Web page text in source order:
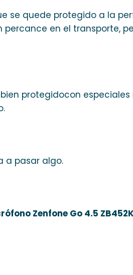
se quede protegido a la
en el transporte,
protegidocon
a pasar algo.
Zenfone Go 4.5